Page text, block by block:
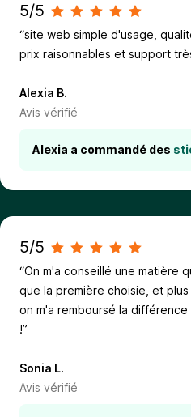
5/5
“site web simple d'usage,
prix raisonnables et support
Alexia B.
Avis vérifié
Alexia a commandé des
5/5
“On m'a conseillé une matière
que la première choisie, et
on m'a remboursé la
!”
Sonia L.
Avis vérifié